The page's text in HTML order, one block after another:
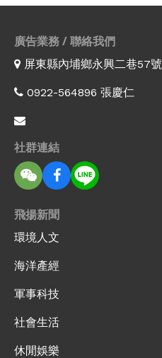
廣告業務 / 聯絡我們
屏東縣內埔鄉永興二巷57號
0922-564896 張慶仁
社群連結
飛揚新聞
環境人文
海洋產經
軍事科技
社會生活
休閒娛樂